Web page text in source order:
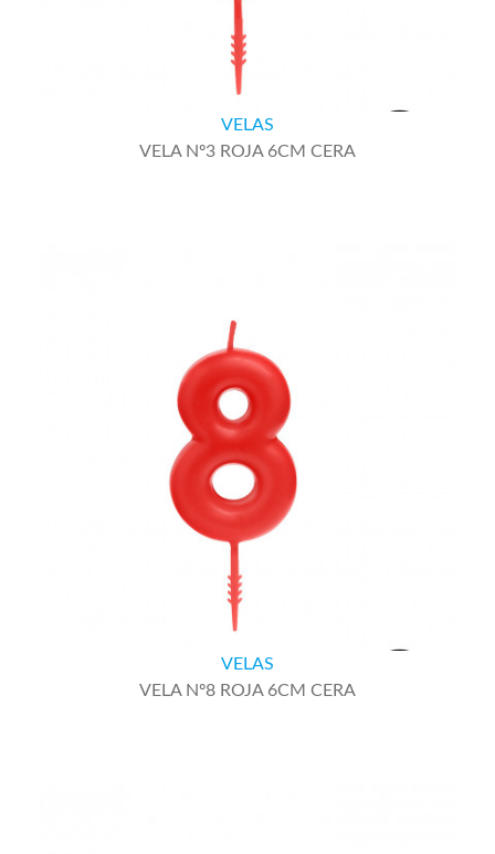
VELAS
VELA Nº3 ROJA 6CM CERA
VELAS
VELA Nº8 ROJA 6CM CERA